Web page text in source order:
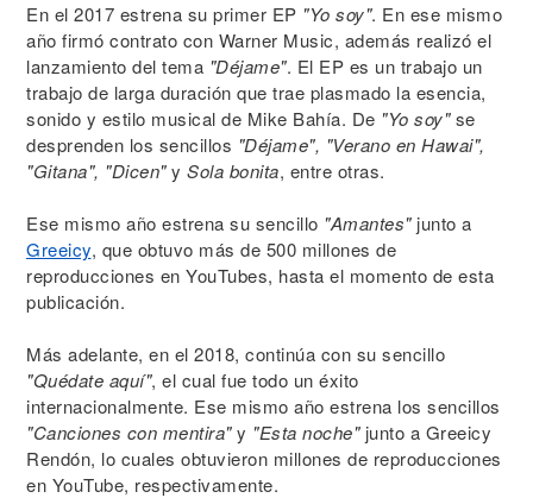
En el 2017 estrena su primer EP "Yo soy". En ese mismo
año firmó contrato con Warner Music, además realizó el
lanzamiento del tema "Déjame". El EP es un trabajo un
trabajo de larga duración que trae plasmado la esencia,
sonido y estilo musical de Mike Bahía. De "Yo soy"se
desprenden los sencillos "Déjame", "Verano en Hawai",
"Gitana", "Dicen"y Sola bonita, entre otras.
Ese mismo año estrena su sencillo "Amantes"junto a
Greeicy, que obtuvo más de 500 millones de
reproducciones en YouTubes, hasta el momento de esta
publicación.
Más adelante, en el 2018, continúa con su sencillo
"Quédate aquí", el cual fue todo un éxito
internacionalmente. Ese mismo año estrena los sencillos
"Canciones con mentira"y "Esta noche"junto a Greeicy
Rendón, lo cuales obtuvieron millones de reproducciones
en YouTube, respectivamente.